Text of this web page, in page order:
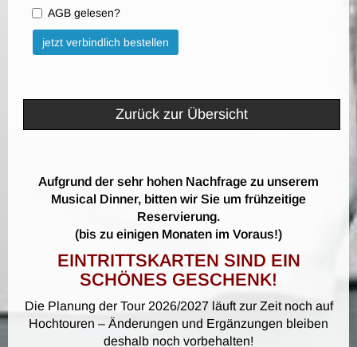
AGB gelesen?
Bitte nicht ausfüllen.
jetzt verbindlich bestellen
Zurück zur Übersicht
Aufgrund der sehr hohen Nachfrage zu unserem
Musical Dinner, bitten wir Sie um frühzeitige
Reservierung.
(bis zu einigen Monaten im Voraus!)
EINTRITTSKARTEN SIND EIN
SCHÖNES GESCHENK!
Die Planung der Tour 2026/2027 läuft zur Zeit noch auf
Hochtouren – Änderungen und Ergänzungen bleiben
deshalb noch vorbehalten!